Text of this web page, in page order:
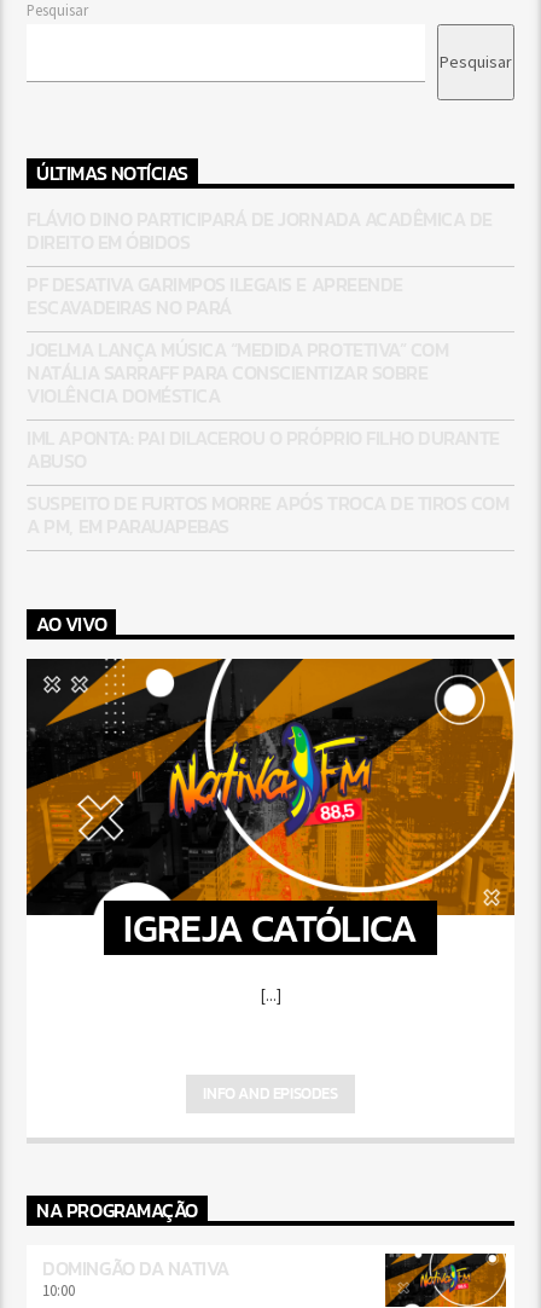
Pesquisar
Pesquisar
ÚLTIMAS NOTÍCIAS
AO VIVO
IGREJA CATÓLICA
[...]
INFO AND EPISODES
NA PROGRAMAÇÃO
DOMINGÃO DA NATIVA
10:00